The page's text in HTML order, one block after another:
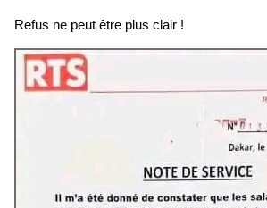
Refus ne peut être plus clair !